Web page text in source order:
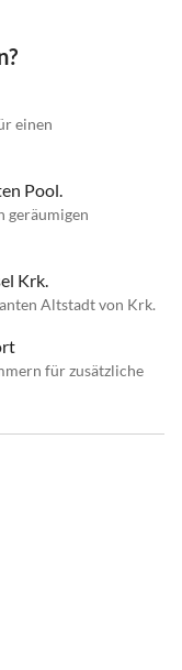
einen
Pool.
geräumigen
Krk.
Altstadt von Krk.
für zusätzliche